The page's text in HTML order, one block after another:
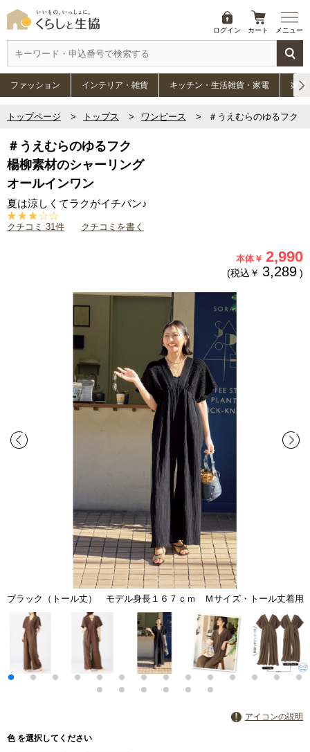
ログイン カート メニュー
ファッション インテリア・雑貨 キッチン・生活雑貨・家電 家具
トップページ トップス ワンピース ＃うえむらのゆるフク
＃うえむらのゆるフク
楊柳素材のシャーリング
オールインワン
夏は涼しくてラクがイチバン♪
クチコミ 31件 クチコミを書く
本体￥ 2,990
(税込￥ 3,289 )
ブラック（トール丈） モデル身長１６７ｃｍ Ｍサイズ・トール丈着用
アイコンの説明
色 を選択してください